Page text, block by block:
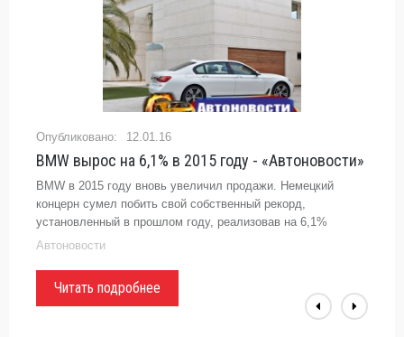
12.01.16
BMW вырос на 6,1% в 2015 году - «Автоновости»
BMW в 2015 году вновь увеличил продажи. Немецкий
концерн сумел побить свой собственный рекорд,
установленный в прошлом году, реализовав на 6,1%
автомобилей больше, нежели в 2014 году. При этом
Автоновости
Читать подробнее